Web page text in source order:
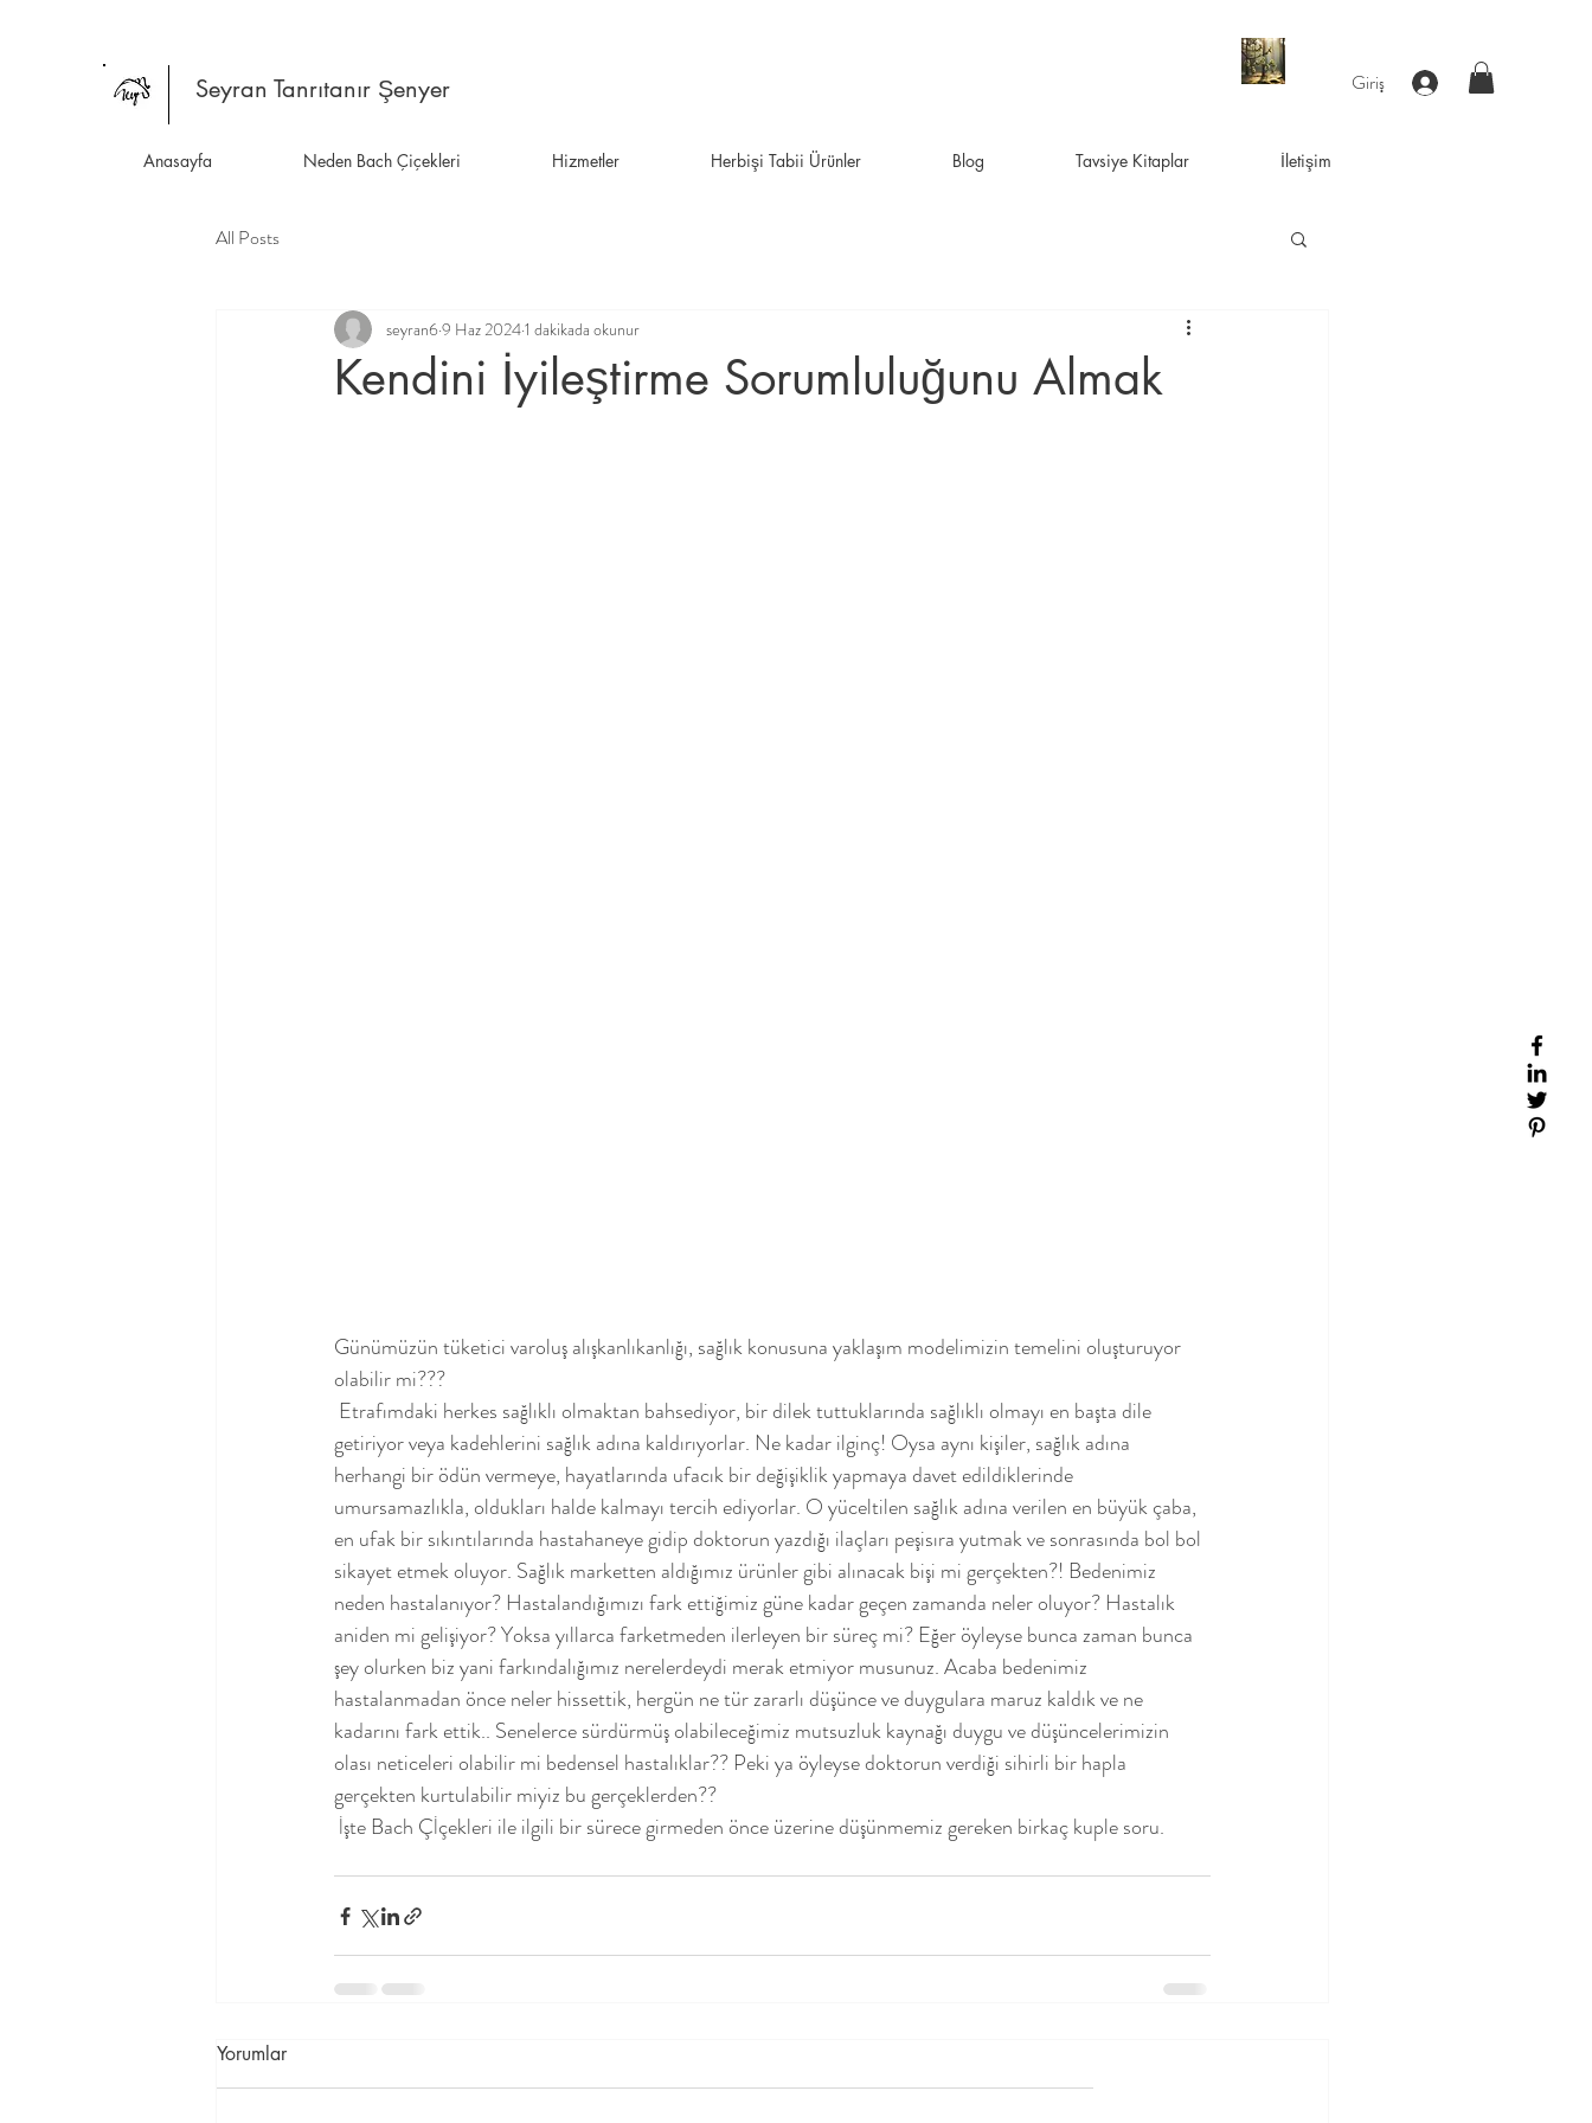
Giriş
Seyran Tanrıtanır Şenyer
Anasayfa Neden Bach Çiçekleri Hizmetler Herbişi Tabii Ürünler Blog Tavsiye Kitaplar İletişim
All Posts
Kendini İyileştirme Sorumluluğunu Almak
seyran6 9 Haz 20241 dakikada okunur
Günümüzün tüketici varoluş alışkanlıkanlığı, sağlık konusuna yaklaşım modelimizin temelini oluşturuyor
olabilir mi???
getiriyor veya kadehlerini sağlık adına kaldırıyorlar. Ne kadar ilginç! Oysa aynı kişiler, sağlık adına
herhangi bir ödün vermeye, hayatlarında ufacık bir değişiklik yapmaya davet edildiklerinde
umursamazlıkla, oldukları halde kalmayı tercih ediyorlar. O yüceltilen sağlık adına verilen en büyük çaba,
en ufak bir sıkıntılarında hastahaneye gidip doktorun yazdığı ilaçları peşisıra yutmak ve sonrasında bol bol
sikayet etmek oluyor. Sağlık marketten aldığımız ürünler gibi alınacak bişi mi gerçekten?! Bedenimiz
neden hastalanıyor? Hastalandığımızı fark ettiğimiz güne kadar geçen zamanda neler oluyor? Hastalık
aniden mi gelişiyor? Yoksa yıllarca farketmeden ilerleyen bir süreç mi? Eğer öyleyse bunca zaman bunca
şey olurken biz yani farkındalığımız nerelerdeydi merak etmiyor musunuz. Acaba bedenimiz
hastalanmadan önce neler hissettik, hergün ne tür zararlı düşünce ve duygulara maruz kaldık ve ne
kadarını fark ettik.. Senelerce sürdürmüş olabileceğimiz mutsuzluk kaynağı duygu ve düşüncelerimizin
olası neticeleri olabilir mi bedensel hastalıklar?? Peki ya öyleyse doktorun verdiği sihirli bir hapla
gerçekten kurtulabilir miyiz bu gerçeklerden??
İşte Bach Çİçekleri ile ilgili bir sürece girmeden önce üzerine düşünmemiz gereken birkaç kuple soru.
Yorumlar